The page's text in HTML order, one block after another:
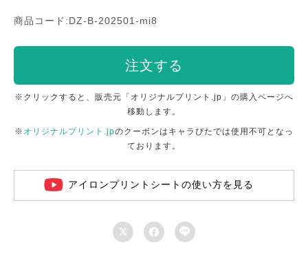
商品コード:DZ-B-202501-mi8
注文する
※クリックすると、販売元「オリジナルプリント.jp」の購入ページへ
移動します。
※ オリジナルプリント.jpのクーポンはキャラぴたでは使用不可となっ
ております。
アイロンプリントシートの使い方を見る
  